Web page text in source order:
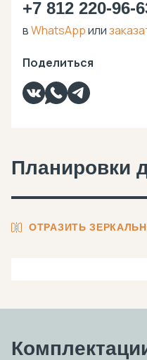
+7 812 220-96-
вWhatsAppили
Поделиться
Планировки
ОТРАЗИТЬ